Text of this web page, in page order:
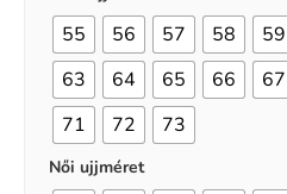
55 56 57 58 59
63
64 65 66 67
71
72 73
Női ujjméret